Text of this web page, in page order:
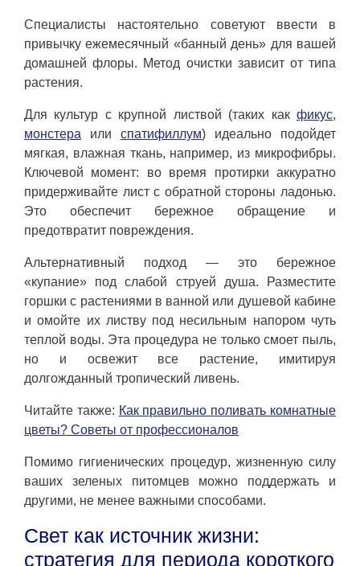
Специалисты настоятельно советуют ввести в
привычку ежемесячный «банный день» для вашей
домашней флоры. Метод очистки зависит от типа
растения.
Для культур с крупной листвой (таких как фикус,
монстера или спатифиллум) идеально подойдет
мягкая, влажная ткань, например, из микрофибры.
Ключевой момент: во время протирки аккуратно
придерживайте лист с обратной стороны ладонью.
Это обеспечит бережное обращение и
предотвратит повреждения.
Альтернативный подход — это бережное
«купание» под слабой струей душа. Разместите
горшки с растениями в ванной или душевой кабине
и омойте их листву под несильным напором чуть
теплой воды. Эта процедура не только смоет пыль,
но и освежит все растение, имитируя
долгожданный тропический ливень.
Читайте также: Как правильно поливать комнатные
цветы? Советы от профессионалов
Помимо гигиенических процедур, жизненную силу
ваших зеленых питомцев можно поддержать и
другими, не менее важными способами.
Свет как источник жизни:
стратегия для периода короткого